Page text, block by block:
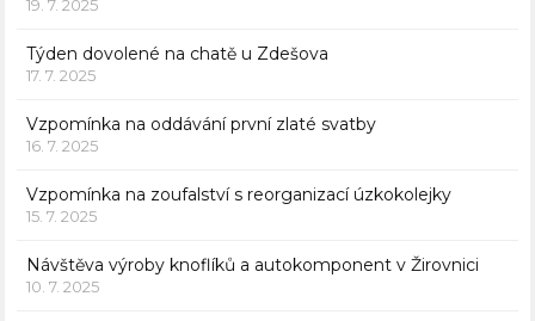
19. 7. 2025
Týden dovolené na chatě u Zdešova
17. 7. 2025
Vzpomínka na oddávání první zlaté svatby
16. 7. 2025
Vzpomínka na zoufalství s reorganizací úzkokolejky
15. 7. 2025
Návštěva výroby knoflíků a autokomponent v Žirovnici
10. 7. 2025